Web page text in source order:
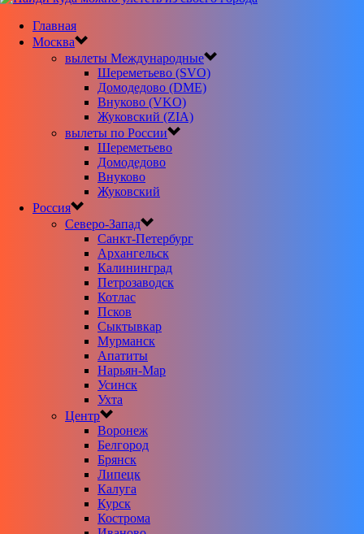
Главная
Москва
вылеты Международные
Шереметьево (SVO)
Домодедово (DME)
Внуково (VKO)
Жуковский (ZIA)
вылеты по России
Шереметьево
Домодедово
Внуково
Жуковский
Россия
Северо-Запад
Санкт-Петербург
Архангельск
Калининград
Петрозаводск
Котлас
Псков
Сыктывкар
Мурманск
Апатиты
Нарьян-Мар
Усинск
Ухта
Центр
Воронеж
Белгород
Брянск
Липецк
Калуга
Курск
Кострома